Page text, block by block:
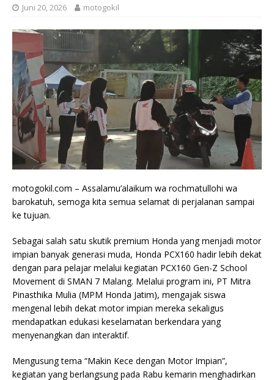
Juni 20, 2026 motogokil
motogokil.com – Assalamu’alaikum wa rochmatullohi wa
barokatuh, semoga kita semua selamat di perjalanan sampai
ke tujuan.
Sebagai salah satu skutik premium Honda yang menjadi motor
impian banyak generasi muda, Honda PCX160 hadir lebih dekat
dengan para pelajar melalui kegiatan PCX160 Gen-Z School
Movement di SMAN 7 Malang. Melalui program ini, PT Mitra
Pinasthika Mulia (MPM Honda Jatim), mengajak siswa
mengenal lebih dekat motor impian mereka sekaligus
mendapatkan edukasi keselamatan berkendara yang
menyenangkan dan interaktif.
Mengusung tema “Makin Kece dengan Motor Impian”,
kegiatan yang berlangsung pada Rabu kemarin menghadirkan